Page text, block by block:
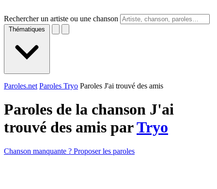
Rechercher un artiste ou une chanson
Thématiques
Paroles.net Paroles Tryo Paroles J'ai trouvé des amis
Paroles de la chanson J'ai
trouvé des amis parTryo
Chanson manquante ? Proposer les paroles